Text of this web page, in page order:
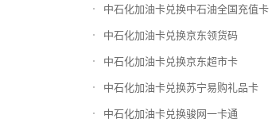
中石化加油卡兑换中石油全国充值卡
中石化加油卡兑换京东领货码
中石化加油卡兑换京东超市卡
中石化加油卡兑换苏宁易购礼品卡
中石化加油卡兑换骏网一卡通